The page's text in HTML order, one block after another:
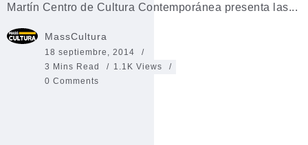
Martín Centro de Cultura Contemporánea presenta las...
MassCultura
18 septiembre, 2014
3 Mins Read
1.1K Views
0 Comments